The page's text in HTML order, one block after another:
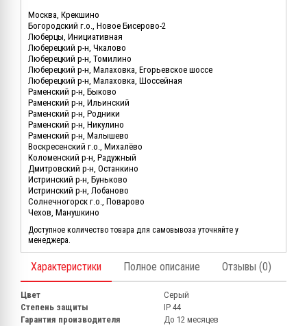
Москва, Крекшино
Богородский г.о., Новое Бисерово-2
Люберцы, Инициативная
Люберецкий р-н, Чкалово
Люберецкий р-н, Томилино
Люберецкий р-н, Малаховка, Егорьевское шоссе
Люберецкий р-н, Малаховка, Шоссейная
Раменский р-н, Быково
Раменский р-н, Ильинский
Раменский р-н, Родники
Раменский р-н, Никулино
Раменский р-н, Малышево
Воскресенский г.о., Михалёво
Коломенский р-н, Радужный
Дмитровский р-н, Останкино
Истринский р-н, Буньково
Истринский р-н, Лобаново
Солнечногорск г.о., Поварово
Чехов, Манушкино
Доступное количество товара для самовывоза уточняйте у
менеджера.
Характеристики Полное описание Отзывы (0)
Цвет
Серый
Степень защиты
IP 44
Гарантия производителя
До 12 месяцев